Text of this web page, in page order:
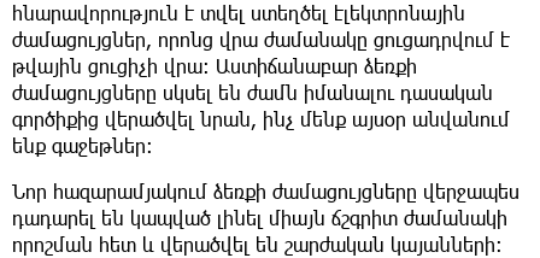
հնարավորություն է տվել ստեղծել էլեկտրոնային
ժամացույցներ, որոնց վրա ժամանակը ցուցադրվում է
թվային ցուցիչի վրա: Աստիճանաբար ձեռքի
ժամացույցները սկսել են ժամն իմանալու դասական
գործիքից վերածվել նրան, ինչ մենք այսօր անվանում
ենք գաջեթներ:
Նոր հազարամյակում ձեռքի ժամացույցները վերջապես
դադարել են կապված լինել միայն ճշգրիտ ժամանակի
որոշման հետ և վերածվել են շարժական կայանների։